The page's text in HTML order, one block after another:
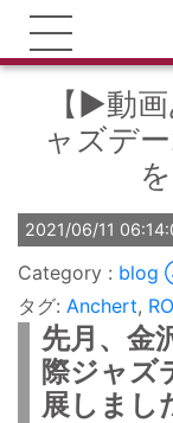
【▶動
ャズデ
2021/06/11
blog
タグ: Anchert,
先月、金
際ジャ
展しまし